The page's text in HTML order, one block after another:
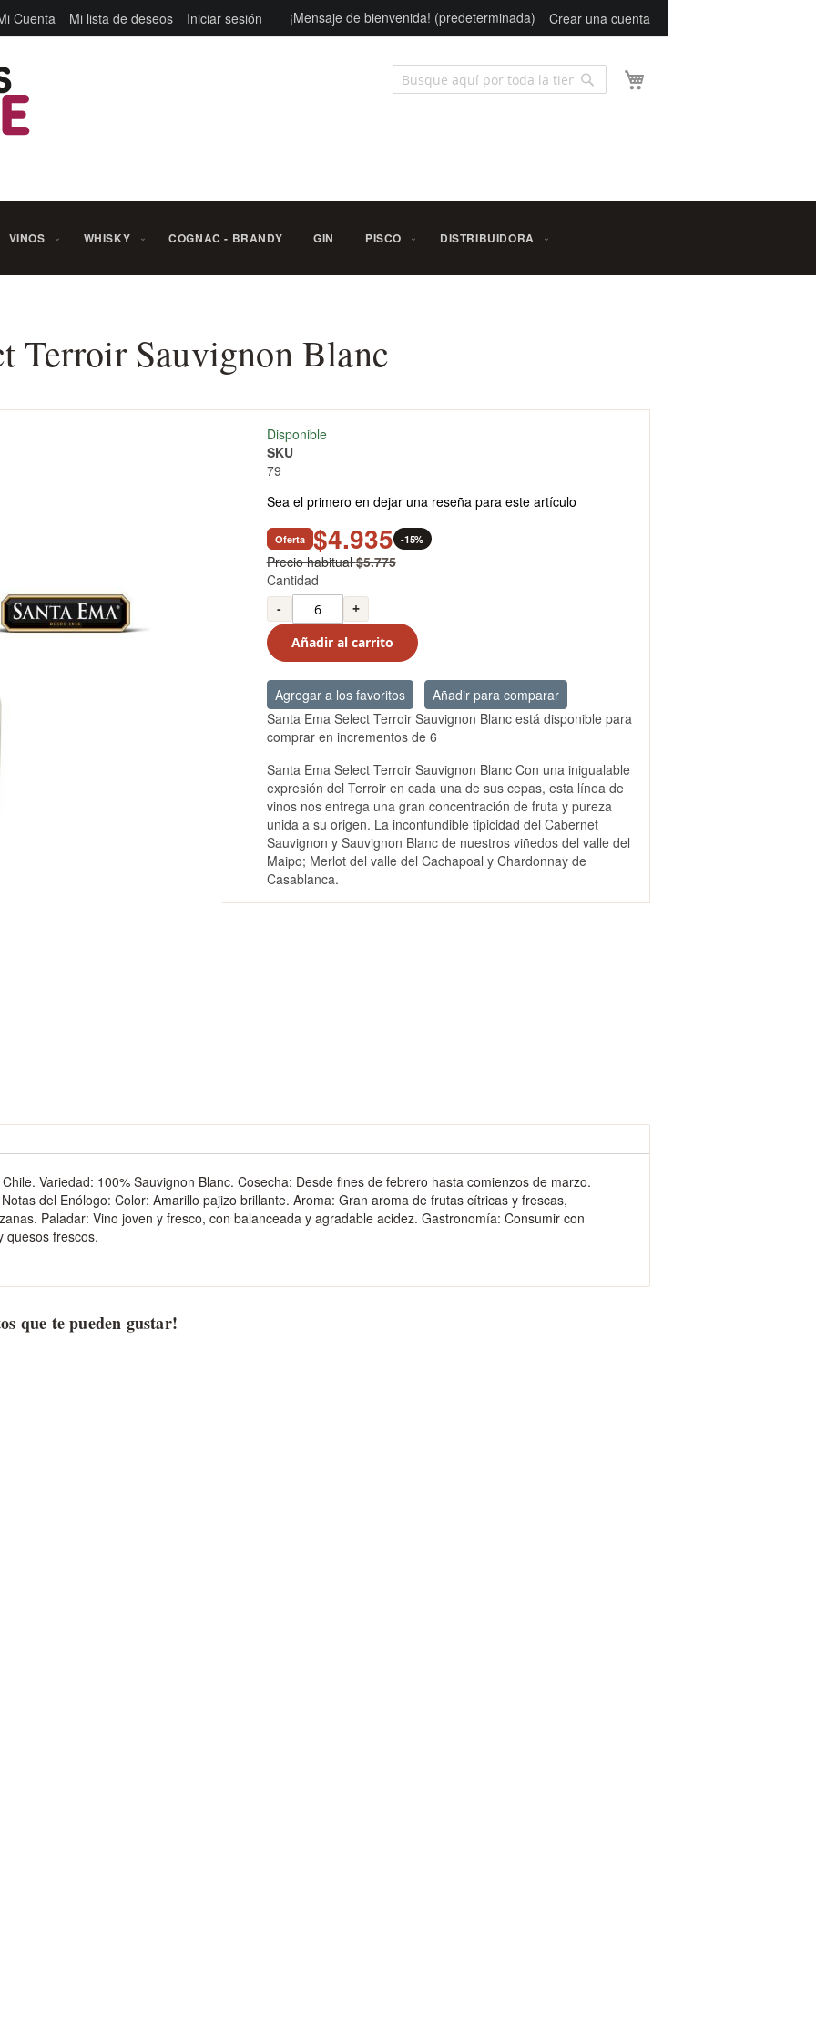
Cuenta Mi lista de deseos Iniciar sesión ¡Mensaje de bienvenida! (predeterminada) Crear una cuenta
Buscar
VINOS WHISKY COGNAC - BRANDY GIN PISCO DISTRIBUIDORA
Terroir Sauvignon Blanc
Disponible
SKU
79
Sea el primero en dejar una reseña para este artículo
Oferta $4.935 -15%
Precio habitual $5.775
Cantidad
-
+
Añadir al carrito
Agregar a los favoritos
Añadir para comparar
Santa Ema Select Terroir Sauvignon Blanc está disponible para
comprar en incrementos de 6
Santa Ema Select Terroir Sauvignon Blanc Con una inigualable
expresión del Terroir en cada una de sus cepas, esta línea de
vinos nos entrega una gran concentración de fruta y pureza
unida a su origen. La inconfundible tipicidad del Cabernet
Sauvignon y Sauvignon Blanc de nuestros viñedos del valle del
Maipo; Merlot del valle del Cachapoal y Chardonnay de
Casablanca.
Variedad: 100% Sauvignon Blanc. Cosecha: Desde fines de febrero hasta comienzos de marzo.
del Enólogo: Color: Amarillo pajizo brillante. Aroma: Gran aroma de frutas cítricas y frescas,
Paladar: Vino joven y fresco, con balanceada y agradable acidez. Gastronomía: Consumir con
quesos frescos.
que te pueden gustar!